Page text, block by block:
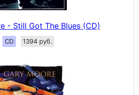
- Still Got The Blues (CD)
CD 1394 руб.